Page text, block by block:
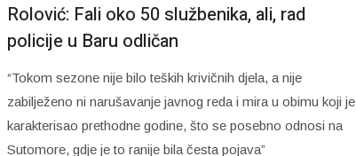
Rolović: Fali oko 50 službenika, ali, rad
policije u Baru odličan
“Tokom sezone nije bilo teških krivičnih djela, a nije
zabilježeno ni narušavanje javnog reda i mira u obimu koji je
karakterisao prethodne godine, što se posebno odnosi na
Sutomore, gdje je to ranije bila česta pojava”